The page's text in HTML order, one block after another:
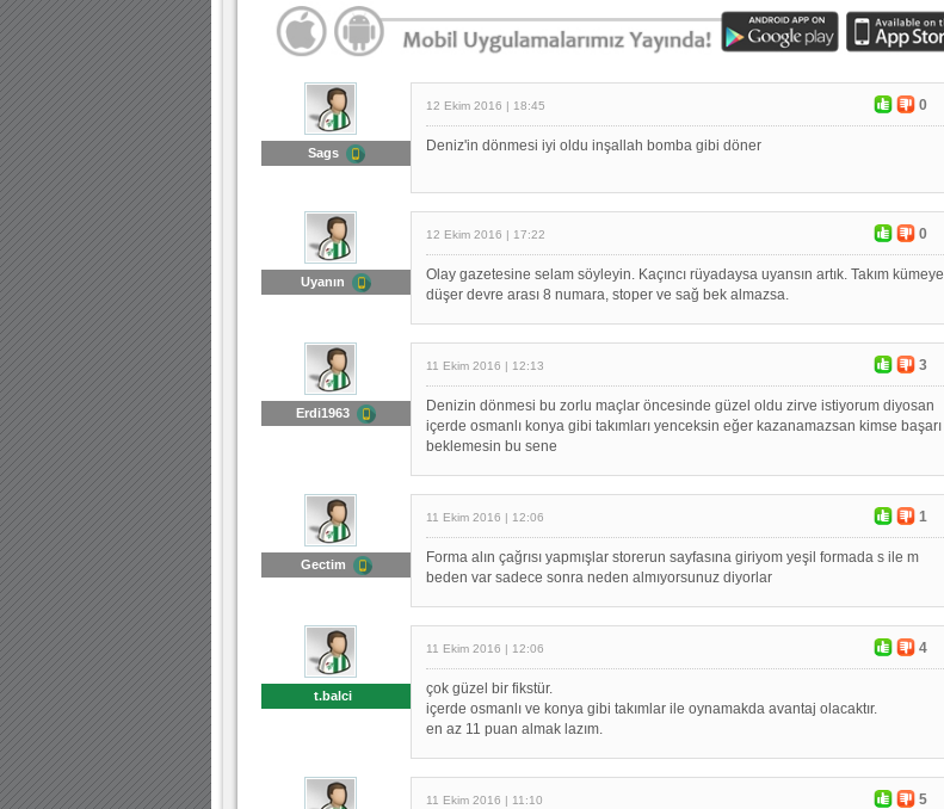
Sags
12 Ekim 2016 | 18:45 0
Deniz'in dönmesi iyi oldu inşallah bomba gibi döner
Uyanın
12 Ekim 2016 | 17:22 0
Olay gazetesine selam söyleyin. Kaçıncı rüyadaysa uyansın artık. Takım kümeye
düşer devre arası 8 numara, stoper ve sağ bek almazsa.
Erdi1963
11 Ekim 2016 | 12:13 3
Denizin dönmesi bu zorlu maçlar öncesinde güzel oldu zirve istiyorum diyosan
içerde osmanlı konya gibi takımları yenceksin eğer kazanamazsan kimse başarı
beklemesin bu sene
Gectim
11 Ekim 2016 | 12:06 1
Forma alın çağrısı yapmışlar storerun sayfasına giriyom yeşil formada s ile m
beden var sadece sonra neden almıyorsunuz diyorlar
t.balci
11 Ekim 2016 | 12:06 4
çok güzel bir fikstür.
içerde osmanlı ve konya gibi takımlar ile oynamakda avantaj olacaktır.
en az 11 puan almak lazım.
11 Ekim 2016 | 11:10 5